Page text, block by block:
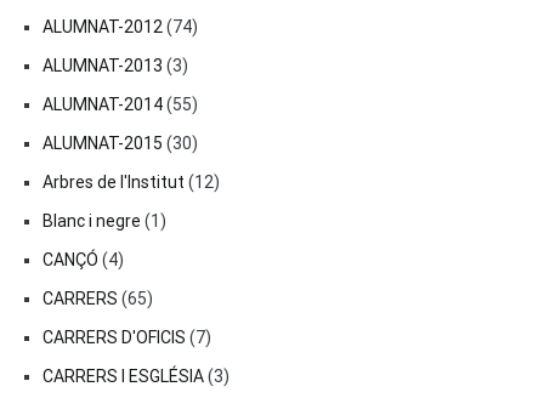
ALUMNAT-2012 (74)
ALUMNAT-2013 (3)
ALUMNAT-2014(55)
ALUMNAT-2015 (30)
Arbres de l'Institut (12)
Blanc i negre (1)
CANÇÓ (4)
CARRERS (65)
CARRERS D'OFICIS (7)
CARRERS I ESGLÉSIA(3)